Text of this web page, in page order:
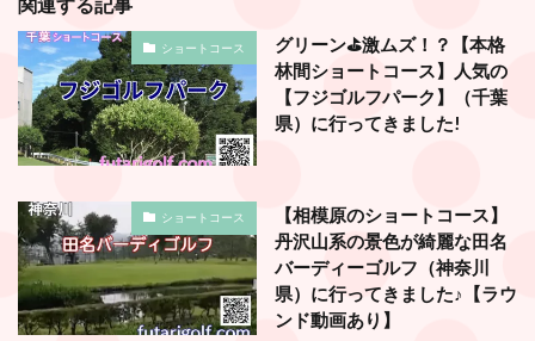
ショートコース
グリーン⛳️激ムズ！？【本格
林間ショートコース】人気の
【フジゴルフパーク】（千葉
県）に行ってきました!
ショートコース
【相模原のショートコース】
丹沢山系の景色が綺麗な田名
バーディーゴルフ（神奈川
県）に行ってきました♪【ラウ
ンド動画あり】